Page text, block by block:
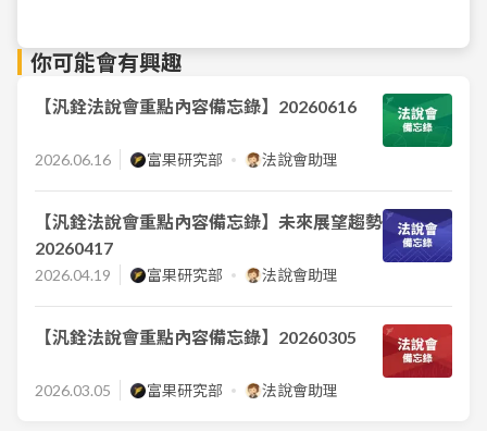
你可能會有興趣
【汎銓法說會重點內容備忘錄】20260616
2026.06.16 富果研究部 法說會助理
【汎銓法說會重點內容備忘錄】未來展望趨勢
20260417
2026.04.19 富果研究部 法說會助理
【汎銓法說會重點內容備忘錄】20260305
2026.03.05 富果研究部 法說會助理